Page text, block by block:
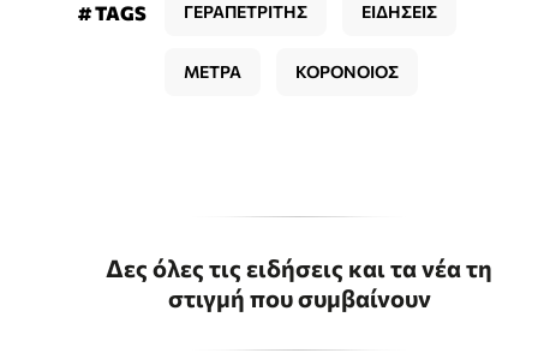
# TAGS ΓΕΡΑΠΕΤΡΙΤΗΣ ΕΙΔΗΣΕΙΣ
ΜΕΤΡΑ ΚΟΡΟΝΟΙΟΣ
Δες όλες τις ειδήσεις και τα νέα τη
στιγμή που συμβαίνουν